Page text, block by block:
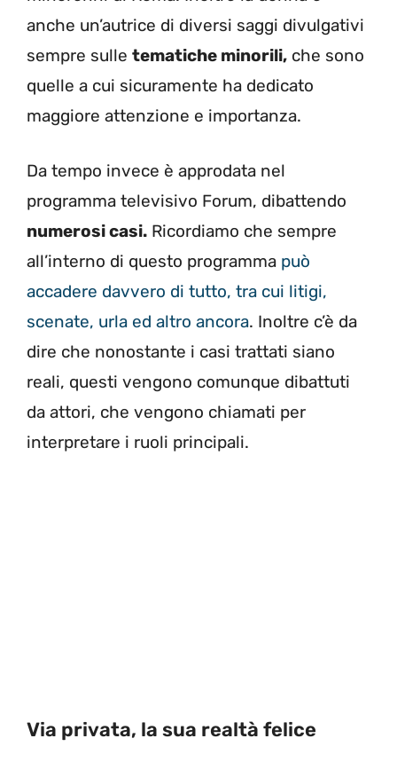
anche un’autrice di diversi saggi divulgativi
sempre sulle tematiche minorili, che sono
quelle a cui sicuramente ha dedicato
maggiore attenzione e importanza.
Da tempo invece è approdata nel
programma televisivo Forum, dibattendo
numerosi casi. Ricordiamo che sempre
all’interno di questo programma può
accadere davvero di tutto, tra cui litigi,
scenate, urla ed altro ancora. Inoltre c’è da
dire che nonostante i casi trattati siano
reali, questi vengono comunque dibattuti
da attori, che vengono chiamati per
interpretare i ruoli principali.
Via privata, la sua realtà felice